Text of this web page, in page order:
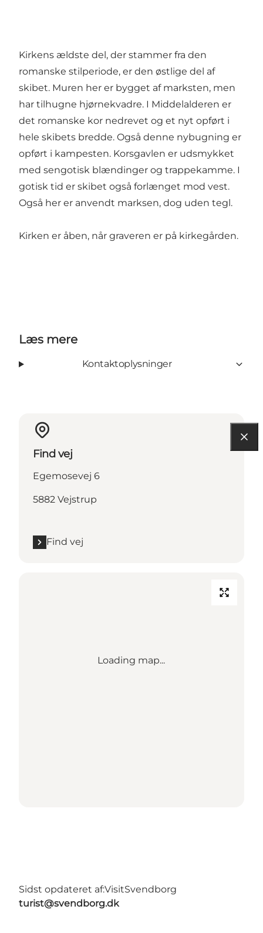
Kirkens ældste del, der stammer fra den
romanske stilperiode, er den østlige del af
skibet. Muren her er bygget af marksten, men
har tilhugne hjørnekvadre. I Middelalderen er
det romanske kor nedrevet og et nyt opført i
hele skibets bredde. Også denne nybugning er
opført i kampesten. Korsgavlen er udsmykket
med sengotisk blændinger og trappekamme. I
gotisk tid er skibet også forlænget mod vest.
Også her er anvendt marksen, dog uden tegl.
Kirken er åben, når graveren er på kirkegården.
Læs mere
Kontaktoplysninger
Find vej
Egemosevej 6
5882 Vejstrup
Find vej
Loading map...
Sidst opdateret af:VisitSvendborg
turist@svendborg.dk